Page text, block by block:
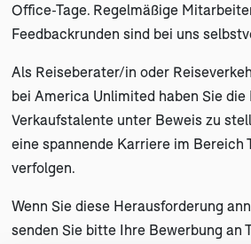
Office-Tage. Regelmäßige
Feedbackrunden sind bei uns
Als Reiseberater/in oder
bei America Unlimited haben Sie
Verkaufstalente unter Beweis zu
eine spannende Karriere im Bereich
verfolgen.
Wenn Sie diese Herausforderung
senden Sie bitte Ihre Bewerbung an